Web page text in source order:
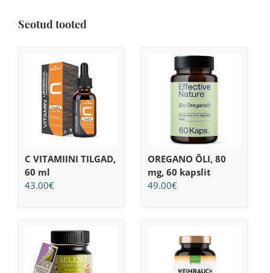
Seotud tooted
C VITAMIINI TILGAD,
60 ml
43.00€
OREGANO ÕLI, 80
mg, 60 kapslit
49.00€